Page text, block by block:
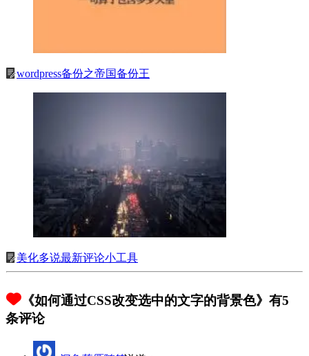
《如何通过CSS改变选中的文字的背景色》有5
条评论
wordpress备份之帝国备份王
美化多说最新评论小工具